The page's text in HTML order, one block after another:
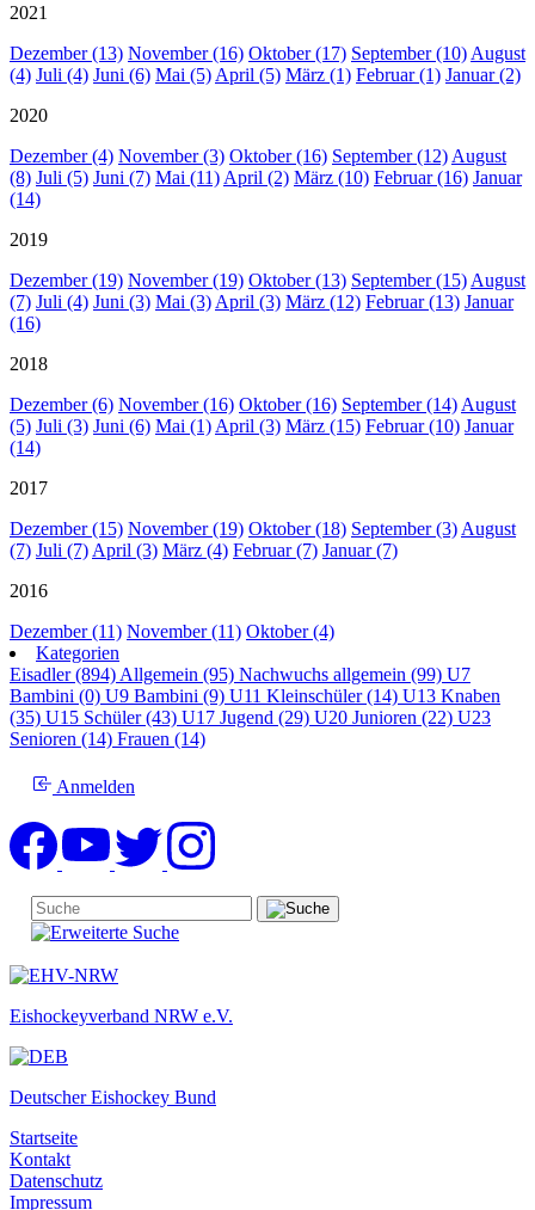
2021
Dezember (13) November (16) Oktober (17) September (10) August
(4) Juli (4) Juni (6) Mai (5) April (5) März (1) Februar (1) Januar (2)
2020
Dezember (4) November (3) Oktober (16) September (12) August
(8) Juli (5) Juni (7) Mai (11) April (2) März (10) Februar (16) Januar
(14)
2019
Dezember (19) November (19) Oktober (13) September (15) August
(7) Juli (4) Juni (3) Mai (3) April (3) März (12) Februar (13) Januar
(16)
2018
Dezember (6) November (16) Oktober (16) September (14) August
(5) Juli (3) Juni (6) Mai (1) April (3) März (15) Februar (10) Januar
(14)
2017
Dezember (15) November (19) Oktober (18) September (3) August
(7) Juli (7) April (3) März (4) Februar (7) Januar (7)
2016
Dezember (11) November (11) Oktober (4)
Kategorien
Eisadler (894) Allgemein (95) Nachwuchs allgemein (99) U7
Bambini (0) U9 Bambini (9) U11 Kleinschüler (14) U13 Knaben
(35) U15 Schüler (43) U17 Jugend (29) U20 Junioren (22) U23
Senioren (14) Frauen (14)
Anmelden
Eishockeyverband NRW e.V.
Deutscher Eishockey Bund
Startseite
Kontakt
Datenschutz
Impressum